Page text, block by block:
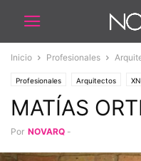
Inicio Profesionales
Profesionales Arquitectos
MATÍAS
Por NOVARQ -